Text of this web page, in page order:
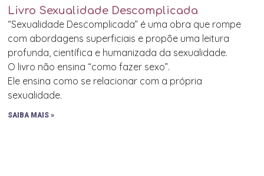
Livro Sexualidade Descomplicada
“Sexualidade Descomplicada” é uma obra que rompe
com abordagens superficiais e propõe uma leitura
profunda, científica e humanizada da sexualidade.
O livro não ensina “como fazer sexo”.
Ele ensina como se relacionar com a própria
sexualidade.
SAIBA MAIS »